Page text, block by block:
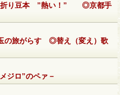
ラ折り豆本 ”熱い！” ◎京都手
の旅がらす ◎替え（変え）歌
ジロ”のペァ－